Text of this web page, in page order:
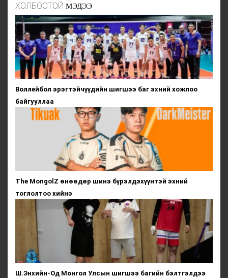
ХОЛБООТОЙ МЭДЭЭ
Воллейбол эрэгтэйчүүдийн шигшээ баг эхний хожлоо
байгууллаа
The MongolZ өнөөдөр шинэ бүрэлдэхүүнтэй эхний
тоглолтоо хийнэ
Ш.Энхийн-Од Монгол Улсын шигшээ багийн бэлтгэлдээ